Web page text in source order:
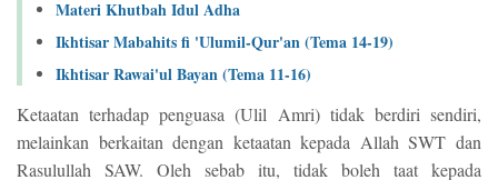
Materi Khutbah Idul Adha
Ikhtisar Mabahits fi 'Ulumil-Qur'an (Tema 14-19)
Ikhtisar Rawai'ul Bayan (Tema 11-16)
Ketaatan terhadap penguasa (Ulil Amri) tidak berdiri sendiri,
melainkan berkaitan dengan ketaatan kepada Allah SWT dan
Rasulullah SAW. Oleh sebab itu, tidak boleh taat kepada